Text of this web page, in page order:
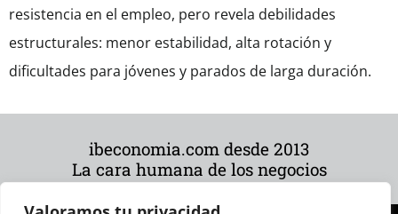
resistencia en el empleo, pero revela debilidades
estructurales: menor estabilidad, alta rotación y
dificultades para jóvenes y parados de larga duración.
ibeconomia.com desde 2013
La cara humana de los negocios